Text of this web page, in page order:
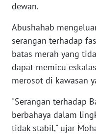
dewan.
Abushahab
serangan terhadap
batas merah yang
dapat memicu
merosot di kawasan
"Serangan terhadap
berbahaya dalam
tidak stabil," ujar
DISCLAIMER
News
Regional
WN
WN
JAKARTA